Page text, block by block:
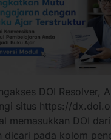
DOI Resolver,
situs https://
memasukkan DOI
dicari pada kolom